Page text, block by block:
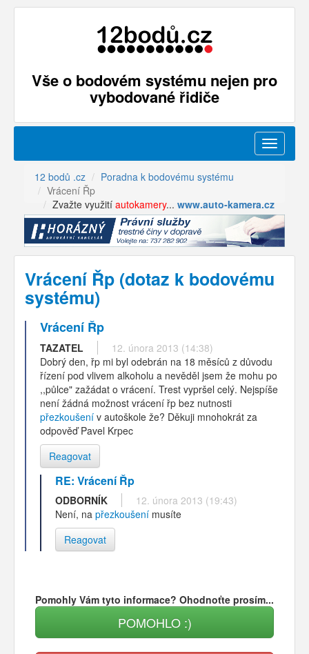
Vše o bodovém systému nejen pro
vybodované řidiče
Menu
12 bodů .cz
Poradna k bodovému systému
Vrácení Řp
Zvažte využití autokamery... www.auto-kamera.cz
Vrácení Řp (dotaz k bodovému
systému)
Vrácení Řp
TAZATEL
12. února 2013 (14:38)
Dobrý den, řp mi byl odebrán na 18 měsíců z důvodu
řízení pod vlivem alkoholu a nevěděl jsem že mohu po
,,půlce" zažádat o vrácení. Trest vypršel celý. Nejspíše
není žádná možnost vrácení řp bez nutnosti
přezkoušení v autoškole že? Děkuji mnohokrát za
odpověď Pavel Krpec
Reagovat
RE: Vrácení Řp
ODBORNÍK
12. února 2013 (19:43)
Není, na přezkoušení musíte
Reagovat
Pomohly Vám tyto informace? Ohodnoťte prosím...
POMOHLO :)